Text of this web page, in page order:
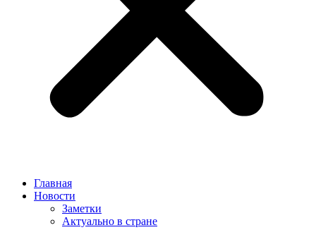
Главная
Новости
Заметки
Актуально в стране